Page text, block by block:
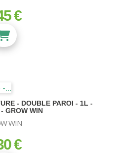
€
- DOUBLE PAROI - 1L -
GROW WIN
WIN
€